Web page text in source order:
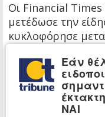
Οι Financial
μετέδωσε την
κυκλοφόρησε
Εάν
ΝΑΙ